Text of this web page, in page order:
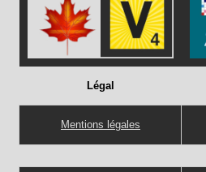
Légal
Mentions légales